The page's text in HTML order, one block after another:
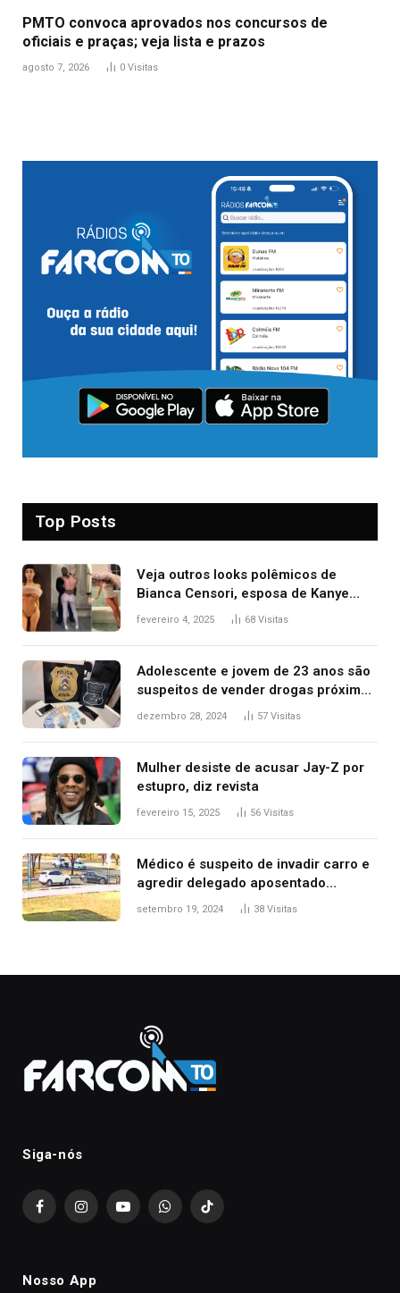
PMTO convoca aprovados nos concursos de
oficiais e praças; veja lista e prazos
agosto 7, 2026 0 Visitas
Top Posts
Veja outros looks polêmicos de
Bianca Censori, esposa de Kanye
West que apareceu nua no Grammy
fevereiro 4, 2025 68 Visitas
Adolescente e jovem de 23 anos são
suspeitos de vender drogas próximo
de delegacia e escola, diz polícia
dezembro 28, 2024 57 Visitas
Mulher desiste de acusar Jay-Z por
estupro, diz revista
fevereiro 15, 2025 56 Visitas
Médico é suspeito de invadir carro e
agredir delegado aposentado
durante confusão no trânsito
setembro 19, 2024 38 Visitas
Siga-nós
FacebookInstagramYouTubeWhatsAppTikTok
Nosso App